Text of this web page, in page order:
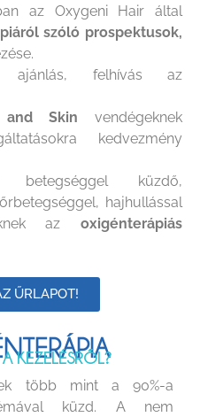
az Oxygeni Hair által
szóló prospektusok,
ajánlás, felhívás az
Skin vendégeknek
kedvezmény
betegséggel küzdő,
hajhullással
az oxigénterápiás
ŰRLAPOT!
KEZELÉSRŐL?
több mint a 90%-a
küzd. A nem